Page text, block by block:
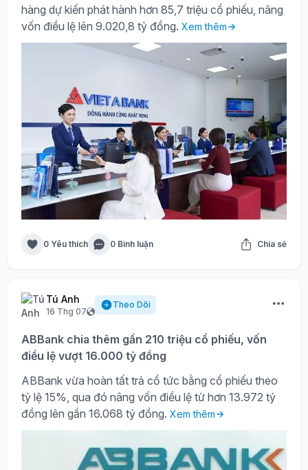
hàng dự kiến phát hành hơn 85,7 triệu cổ phiếu, nâng
vốn điều lệ lên 9.020,8 tỷ đồng. Xem thêm
0 Yêu thích 0 Bình luận Chia sẻ
Tú Anh
16 Thg 07
Theo Dõi
ABBank chia thêm gần 210 triệu cổ phiếu, vốn
điều lệ vượt 16.000 tỷ đồng
ABBank vừa hoàn tất trả cổ tức bằng cổ phiếu theo
tỷ lệ 15%, qua đó nâng vốn điều lệ từ hơn 13.972 tỷ
đồng lên gần 16.068 tỷ đồng. Xem thêm